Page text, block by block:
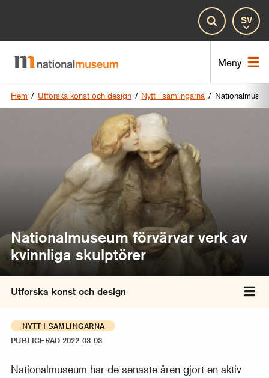
Meny
Sök
Hem / Utforska konst och design / Nytt i samlingarna /
Nationalmuseum förvärvar verk av
kvinnliga skulptörer
Utforska konst och design
NYTT I SAMLINGARNA
PUBLICERAD 2022-03-03
Nationalmuseum har de senaste åren gjort en aktiv